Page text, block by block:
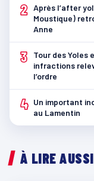
2 Après l’after
Moustique)
Anne
3
Tour des Yoles
infractions
l’ordre
4 Un important
au Lamentin
À LIRE AUSSI